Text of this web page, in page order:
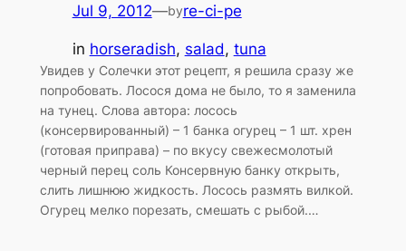
Jul 9, 2012—byre-ci-pe
in horseradish, salad, tuna
Увидев у Солечки этот рецепт, я решила сразу же
попробовать. Лосося дома не было, то я заменила
на тунец. Слова автора: лосось
(консервированный) – 1 банка огурец – 1 шт. хрен
(готовая приправа) – по вкусу свежесмолотый
черный перец соль Консервную банку открыть,
слить лишнюю жидкость. Лосось размять вилкой.
Огурец мелко порезать, смешать с рыбой.…